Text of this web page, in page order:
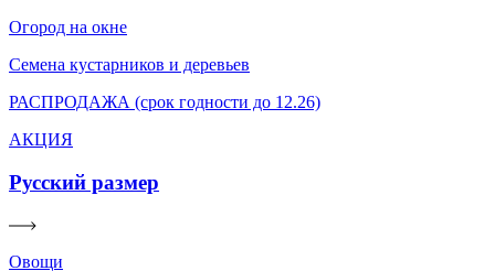
Огород на окне
Семена кустарников и деревьев
РАСПРОДАЖА (срок годности до 12.26)
АКЦИЯ
Русский размер
Овощи